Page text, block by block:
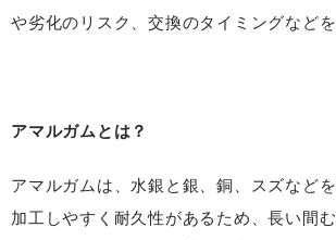
や劣化のリスク、交換のタイミングなどを
アマルガムとは？
アマルガムは、水銀と銀、銅、スズなど
加工しやすく耐久性があるため、長い間